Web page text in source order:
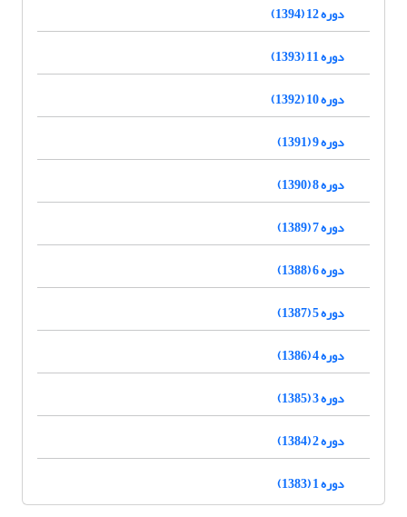
دوره 12 (1394)
دوره 11 (1393)
دوره 10 (1392)
دوره 9 (1391)
دوره 8 (1390)
دوره 7 (1389)
دوره 6 (1388)
دوره 5 (1387)
دوره 4 (1386)
دوره 3 (1385)
دوره 2 (1384)
دوره 1 (1383)